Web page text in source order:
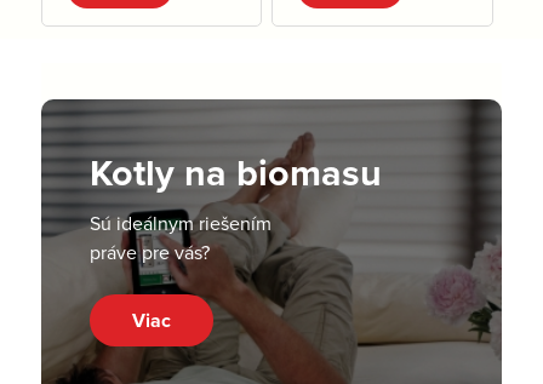
Kotly na biomasu
Sú ideálnym riešením
práve pre vás?
Viac